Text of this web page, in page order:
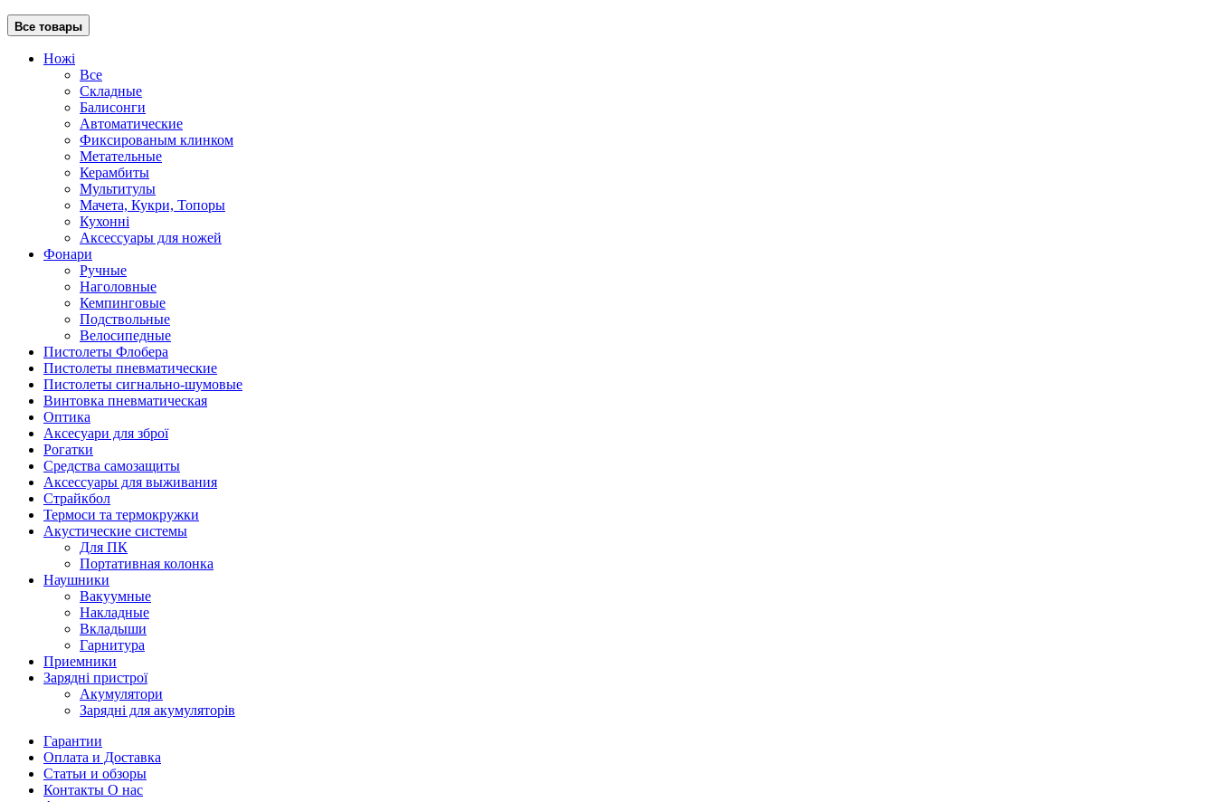
Все товары
Ножі
Все
Складные
Балисонги
Автоматические
Фиксированым клинком
Метательные
Керамбиты
Мультитулы
Мачета, Кукри, Топоры
Кухонні
Аксессуары для ножей
Фонари
Ручные
Наголовные
Кемпинговые
Подствольные
Велосипедные
Пистолеты Флобера
Пистолеты пневматические
Пистолеты сигнально-шумовые
Винтовка пневматическая
Оптика
Аксесуари для зброї
Рогатки
Средства самозащиты
Аксессуары для выживания
Страйкбол
Термоси та термокружки
Акустические системы
Для ПК
Портативная колонка
Наушники
Вакуумные
Накладные
Вкладыши
Гарнитура
Приемники
Зарядні пристрої
Акумулятори
Зарядні для акумуляторів
Гарантии
Оплата и Доставка
Статьи и обзоры
Контакты О нас